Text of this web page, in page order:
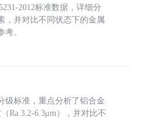
2012标准数据，详细分
，并对比不同状态下的金属
。
级标准，重点分析了铝合金
Ra 3.2-6.3μm），并对比不